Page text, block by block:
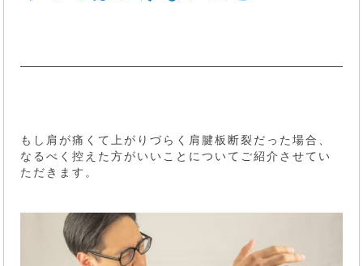
もし肩が痛くて上がりづらく肩腱板断裂だった場合、
なるべく控えた方がいいことについてご紹介させてい
ただきます。